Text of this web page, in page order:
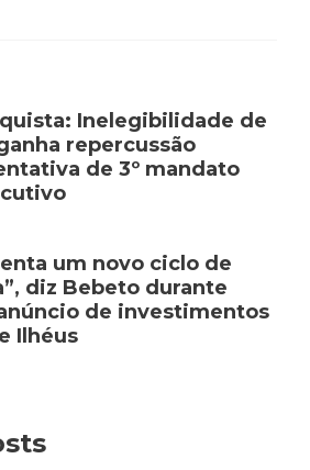
Inelegibilidade de
repercussão
de 3º mandato
um novo ciclo de
diz Bebeto durante
de investimentos
Ilhéus